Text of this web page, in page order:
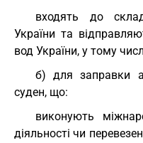
входять до
України та
вод України, у тому
б) для заправки
суден, що:
виконують
діяльності чи